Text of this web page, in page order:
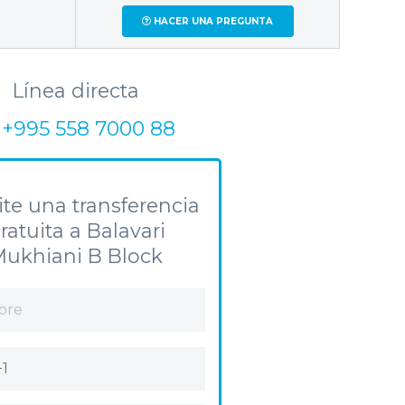
HACER UNA PREGUNTA
Línea directa
+995 558 7000 88
una transferencia
a Balavari
B Block